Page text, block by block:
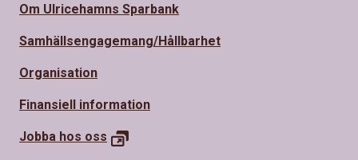
Om Ulricehamns Sparbank
Samhällsengagemang/Hållbarhet
Organisation
Finansiell information
Jobba hos oss